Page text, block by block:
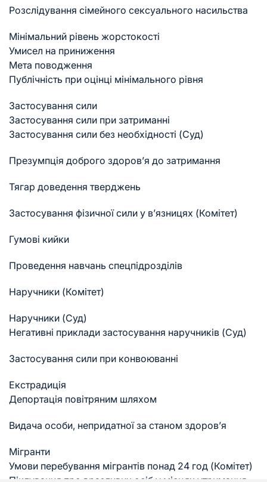
Розслідування сімейного сексуального насильства
Мінімальний рівень жорстокості
Умисел на приниження
Мета поводження
Публічність при оцінці мінімального рівня
Застосування сили
Застосування сили при затриманні
Застосування сили без необхідності (Суд)
Презумпція доброго здоров’я до затримання
Тягар доведення тверджень
Застосування фізичної сили у в’язницях (Комітет)
Гумові кийки
Проведення навчань спецпідрозділів
Наручники (Комітет)
Наручники (Суд)
Негативні приклади застосування наручників (Суд)
Застосування сили при конвоюванні
Екстрадиція
Депортація повітряним шляхом
Видача особи, непридатної за станом здоров’я
Мігранти
Умови перебування мігрантів понад 24 год (Комітет)